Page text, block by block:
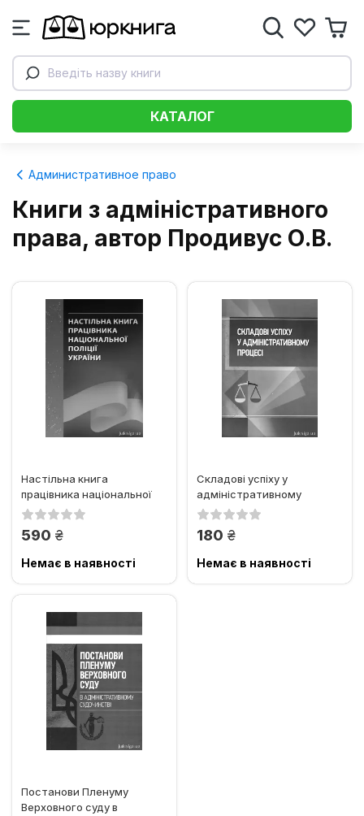
Введіть назву книги
КАТАЛОГ
Административное право
Книги з адміністративного
права, автор Продивус О.В.
Настільна книга
працівника національної
поліції України:
590 грн.
Немає в наявності
Складові успіху у
адміністративному
процесі: практичний
180 грн.
Немає в наявності
Постанови Пленуму
Верховного суду в